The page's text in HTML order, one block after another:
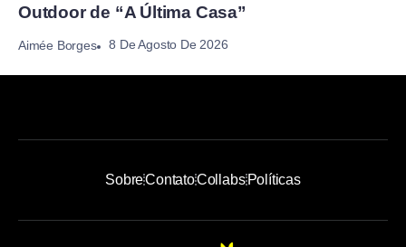
Outdoor de “A Última Casa”
Aimée Borges 8 De Agosto De 2026
SobreContatoCollabsPolíticas